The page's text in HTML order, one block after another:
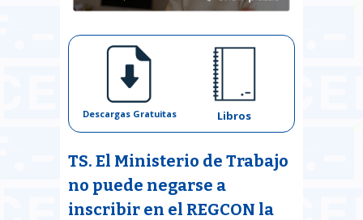
Descargas Gratuitas Libros
TS. El Ministerio de Trabajo
no puede negarse a
inscribir en el REGCON la